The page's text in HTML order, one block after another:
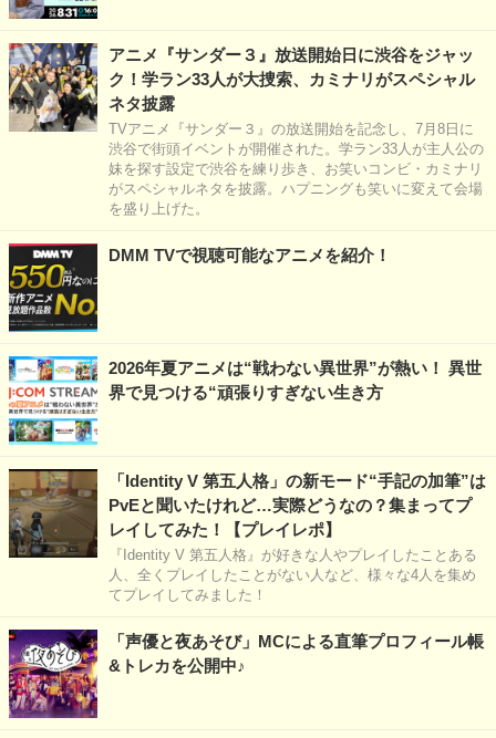
アニメ『サンダー３』放送開始日に渋谷をジャッ
ク！学ラン33人が大捜索、カミナリがスペシャル
ネタ披露
TVアニメ『サンダー３』の放送開始を記念し、7月8日に
渋谷で街頭イベントが開催された。学ラン33人が主人公の
妹を探す設定で渋谷を練り歩き、お笑いコンビ・カミナリ
がスペシャルネタを披露。ハプニングも笑いに変えて会場
を盛り上げた。
DMM TVで視聴可能なアニメを紹介！
2026年夏アニメは“戦わない異世界”が熱い！ 異世
界で見つける“頑張りすぎない生き方
「Identity V 第五人格」の新モード“手記の加筆”は
PvEと聞いたけれど…実際どうなの？集まってプ
レイしてみた！【プレイレポ】
『Identity V 第五人格』が好きな人やプレイしたことある
人、全くプレイしたことがない人など、様々な4人を集め
てプレイしてみました！
「声優と夜あそび」MCによる直筆プロフィール帳
&トレカを公開中♪